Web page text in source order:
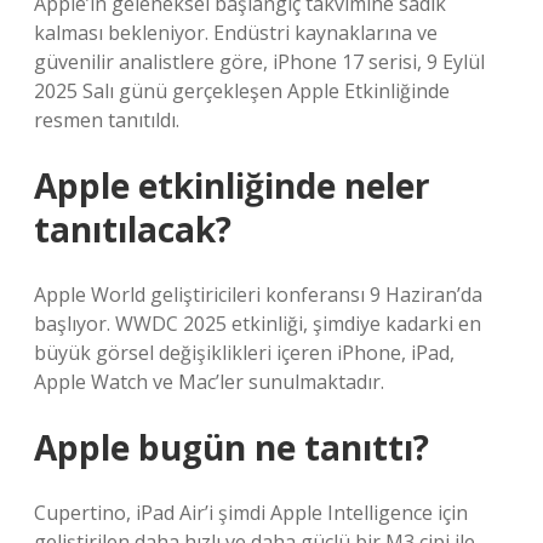
kalması bekleniyor. Endüstri kaynaklarına ve
güvenilir analistlere göre, iPhone 17 serisi, 9 Eylül
2025 Salı günü gerçekleşen Apple Etkinliğinde
resmen tanıtıldı.
Apple etkinliğinde neler
tanıtılacak?
Apple World geliştiricileri konferansı 9 Haziran’da
başlıyor. WWDC 2025 etkinliği, şimdiye kadarki en
büyük görsel değişiklikleri içeren iPhone, iPad,
Apple Watch ve Mac’ler sunulmaktadır.
Apple bugün ne tanıttı?
Cupertino, iPad Air’i şimdi Apple Intelligence için